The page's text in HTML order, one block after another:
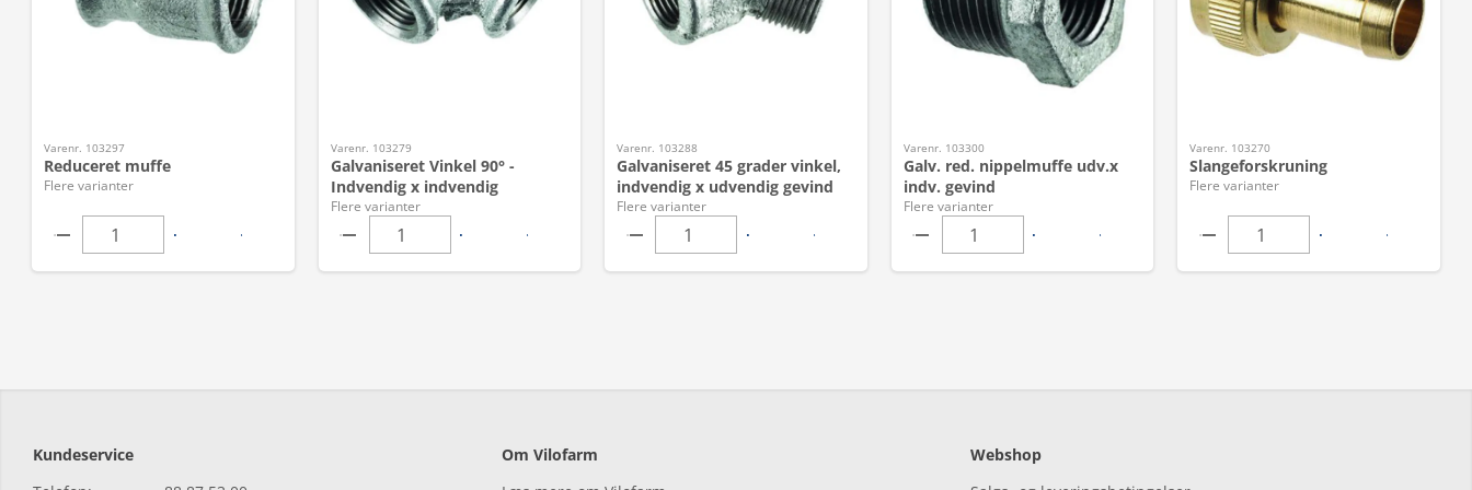
Varenr. 103297
Reduceret muffe
Flere varianter
Varenr. 103279
Galvaniseret Vinkel 90° -
Indvendig x indvendig
Flere varianter
Varenr. 103288
Galvaniseret 45 grader vinkel,
indvendig x udvendig gevind
Flere varianter
Varenr. 103300
Galv. red. nippelmuffe udv.x
indv. gevind
Flere varianter
Varenr. 103270
Slangeforskruning
Flere varianter
Kundeservice
Om Vilofarm
Webshop